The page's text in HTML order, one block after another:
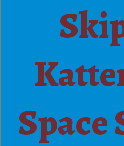
Space